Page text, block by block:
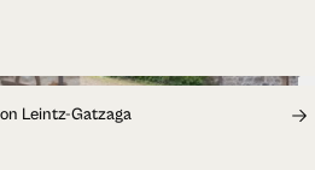
Leintz-Gatzaga